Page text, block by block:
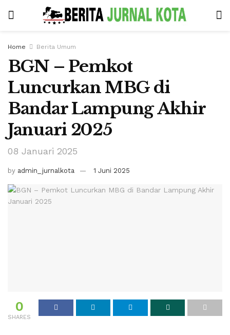
Home Berita Umum
BGN – Pemkot
Luncurkan MBG di
Bandar Lampung Akhir
Januari 2025
08 Januari 2025
by admin_jurnalkota 1 Juni 2025
0
SHARES